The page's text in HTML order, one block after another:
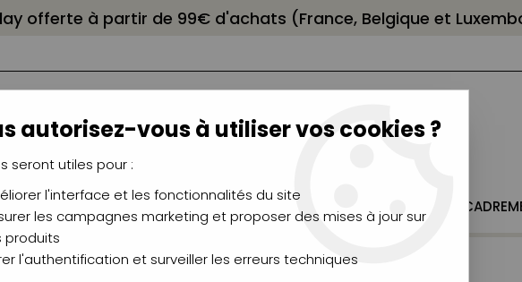
offerte à partir de 99€ d'achats (France, Belgique et
CHÂSSIS
CHEVALETS
AÉROGRAPHIE
MODÉLISME
MOULAGE
DE 14 ACCESSOIRES DE MODELAGE
autorisez-vous à utiliser vos cookies ?
seront utiles pour :
l'interface et les fonctionnalités du site
les campagnes marketing et proposer des mises à jour sur
produits
l'authentification et surveiller les erreurs techniques